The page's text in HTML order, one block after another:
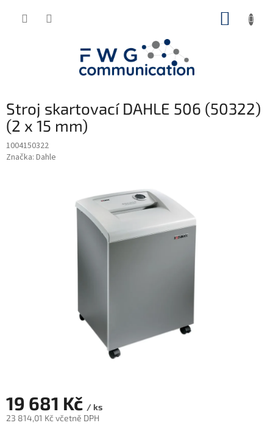
Stroj skartovací DAHLE 506 (50322)
(2 x 15 mm)
1004150322
Značka: Dahle
19 681 Kč / ks
23 814,01 Kč včetně DPH